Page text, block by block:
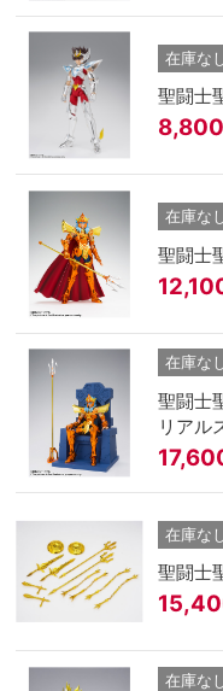
在庫な
聖闘士
8,800
在庫な
聖闘士
在庫な
聖闘士
リアル
在庫な
聖闘士
在庫な